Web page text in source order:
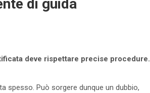
di guida
deve rispettare precise procedure.
spesso. Può sorgere dunque un dubbio,